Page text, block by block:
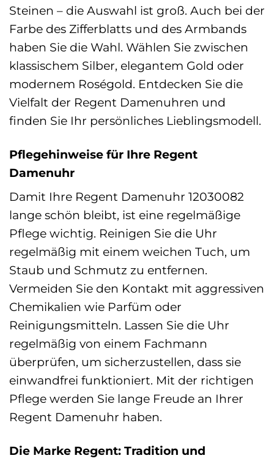
Steinen – die Auswahl ist groß. Auch bei der
Farbe des Zifferblatts und des Armbands
haben Sie die Wahl. Wählen Sie zwischen
klassischem Silber, elegantem Gold oder
modernem Roségold. Entdecken Sie die
Vielfalt der Regent Damenuhren und
finden Sie Ihr persönliches Lieblingsmodell.
Pflegehinweise für Ihre Regent
Damenuhr
Damit Ihre Regent Damenuhr 12030082
lange schön bleibt, ist eine regelmäßige
Pflege wichtig. Reinigen Sie die Uhr
regelmäßig mit einem weichen Tuch, um
Staub und Schmutz zu entfernen.
Vermeiden Sie den Kontakt mit aggressiven
Chemikalien wie Parfüm oder
Reinigungsmitteln. Lassen Sie die Uhr
regelmäßig von einem Fachmann
überprüfen, um sicherzustellen, dass sie
einwandfrei funktioniert. Mit der richtigen
Pflege werden Sie lange Freude an Ihrer
Regent Damenuhr haben.
Die Marke Regent: Tradition und